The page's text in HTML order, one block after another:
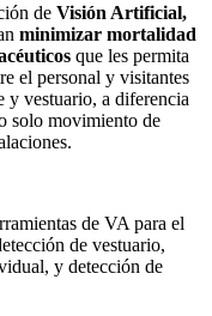
de Visión Artificial,
minimizar mortalidad
que les permita
el personal y visitantes
y vestuario, a diferencia
solo movimiento de
de VA para el
de vestuario,
y detección de